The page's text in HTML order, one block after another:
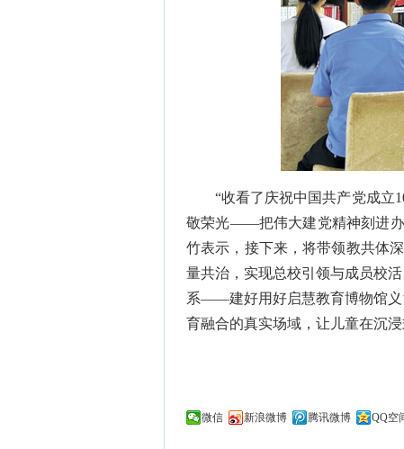
“收看了庆祝中国共产党成立
敬荣光——把伟大建党精神刻进办
竹表示，接下来，将带领教共体
量共治，实现总校引领与成员校
系——建好用好启慧教育博物馆义
育融合的真实场域，让儿童在沉
微信 新浪微博 腾讯微博 QQ空